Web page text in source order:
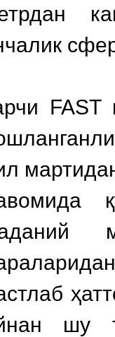
FAST
шу